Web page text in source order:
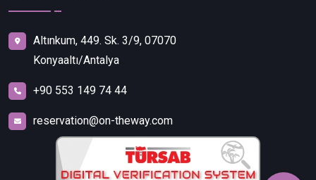
Altınkum, 449. Sk. 3/9, 07070
Konyaaltı/Antalya
+90 553 149 74 44
reservation@on-theway.com